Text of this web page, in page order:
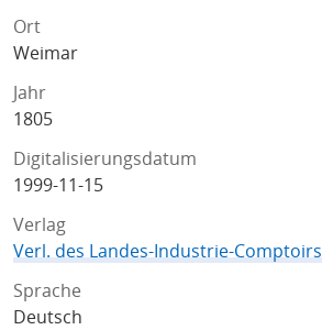
Ort
Weimar
Jahr
1805
Digitalisierungsdatum
1999-11-15
Verlag
Verl. des Landes-Industrie-Comptoirs
Sprache
Deutsch